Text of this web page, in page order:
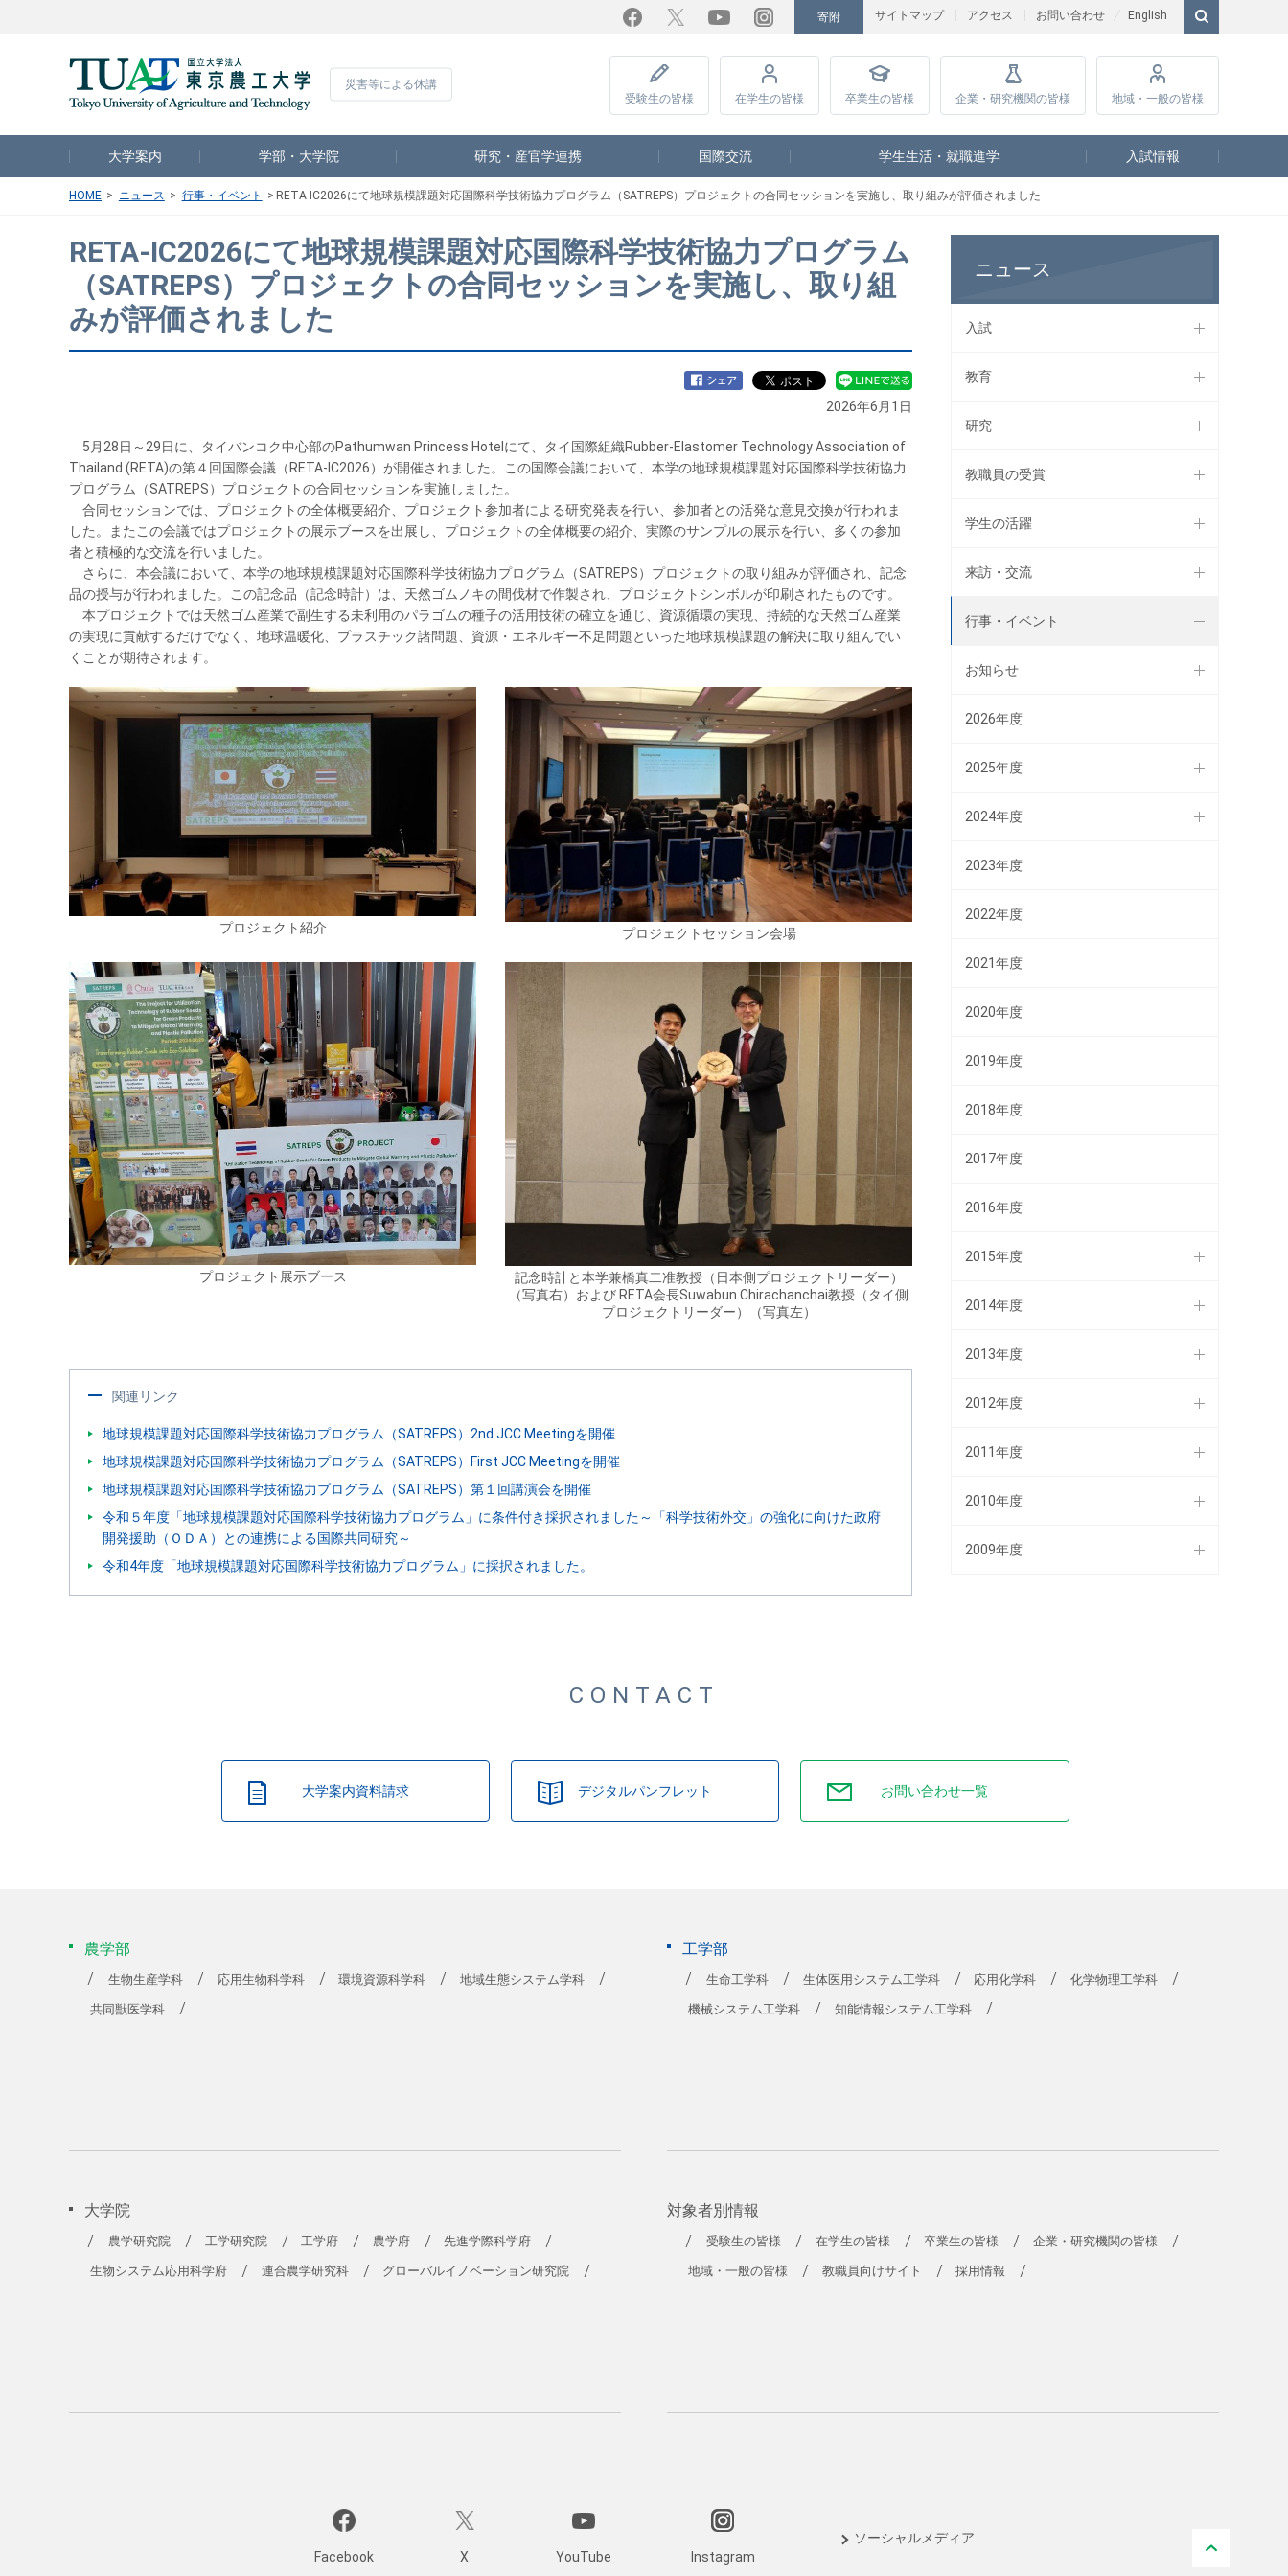
サイトマップ アクセス お問い合わせ
寄附 English
Facebook Twitter YouTube Instagram
災害等による休講
受験生の皆様 在学生の皆様 卒業生の皆様 企業・研究機関の皆様 地域・一般の皆様
大学案内 学部・大学院 研究・産官学連携 国際交流 学生生活・就職進学 入試情報
HOME ニュース 行事・イベント RETA-IC2026にて地球規模課題対応国際科学技術協力プログラム（SATREPS）プロジェクトの合同セッションを実施し、取り組みが評価されました
RETA-IC2026にて地球規模課題対応国際科学技術協力プログラム
（SATREPS）プロジェクトの合同セッションを実施し、取り組
みが評価されました
2026年6月1日
5月28日～29日に、タイバンコク中心部のPathumwan Princess Hotelにて、タイ国際組織Rubber-Elastomer Technology Association of
Thailand (RETA)の第４回国際会議（RETA-IC2026）が開催されました。この国際会議において、本学の地球規模課題対応国際科学技術協力
プログラム（SATREPS）プロジェクトの合同セッションを実施しました。
合同セッションでは、プロジェクトの全体概要紹介、プロジェクト参加者による研究発表を行い、参加者との活発な意見交換が行われま
した。またこの会議ではプロジェクトの展示ブースを出展し、プロジェクトの全体概要の紹介、実際のサンプルの展示を行い、多くの参加
者と積極的な交流を行いました。
さらに、本会議において、本学の地球規模課題対応国際科学技術協力プログラム（SATREPS）プロジェクトの取り組みが評価され、記念
品の授与が行われました。この記念品（記念時計）は、天然ゴムノキの間伐材で作製され、プロジェクトシンボルが印刷されたものです。
本プロジェクトでは天然ゴム産業で副生する未利用のパラゴムの種子の活用技術の確立を通じ、資源循環の実現、持続的な天然ゴム産業
の実現に貢献するだけでなく、地球温暖化、プラスチック諸問題、資源・エネルギー不足問題といった地球規模課題の解決に取り組んでい
くことが期待されます。
プロジェクト紹介 プロジェクトセッション会場
プロジェクト展示ブース
記念時計と本学兼橋真二准教授（日本側プロジェクトリーダー）
（写真右）および RETA会長Suwabun Chirachanchai教授（タイ側
プロジェクトリーダー）（写真左）
関連リンク
地球規模課題対応国際科学技術協力プログラム（SATREPS）2nd JCC Meetingを開催
地球規模課題対応国際科学技術協力プログラム（SATREPS）First JCC Meetingを開催
地球規模課題対応国際科学技術協力プログラム（SATREPS）第１回講演会を開催
令和５年度「地球規模課題対応国際科学技術協力プログラム」に条件付き採択されました～「科学技術外交」の強化に向けた政府
開発援助（ＯＤＡ）との連携による国際共同研究～
令和4年度「地球規模課題対応国際科学技術協力プログラム」に採択されました。
ニュース
入試
教育
研究
教職員の受賞
学生の活躍
来訪・交流
行事・イベント
お知らせ
2026年度
2025年度
2024年度
2023年度
2022年度
2021年度
2020年度
2019年度
2018年度
2017年度
2016年度
2015年度
2014年度
2013年度
2012年度
2011年度
2010年度
2009年度
CONTACT
大学案内資料請求 デジタルパンフレット お問い合わせ一覧
農学部
生物生産学科 応用生物科学科 環境資源科学科 地域生態システム学科
共同獣医学科
工学部
生命工学科 生体医用システム工学科 応用化学科 化学物理工学科
機械システム工学科 知能情報システム工学科
大学院
農学研究院 工学研究院 工学府 農学府 先進学際科学府
生物システム応用科学府 連合農学研究科 グローバルイノベーション研究院
対象者別情報
受験生の皆様 在学生の皆様 卒業生の皆様 企業・研究機関の皆様
地域・一般の皆様 教職員向けサイト 採用情報
Facebook
X YouTube Instagram
ソーシャルメディア